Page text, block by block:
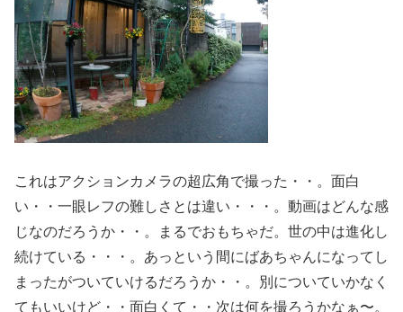
これはアクションカメラの超広角で撮った・・。面白
い・・一眼レフの難しさとは違い・・・。動画はどんな感
じなのだろうか・・。まるでおもちゃだ。世の中は進化し
続けている・・・。あっという間にばあちゃんになってし
まったがついていけるだろうか・・。別についていかなく
てもいいけど・・面白くて・・次は何を撮ろうかなぁ〜。